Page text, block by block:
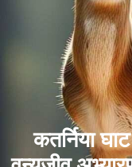
कतर्निया